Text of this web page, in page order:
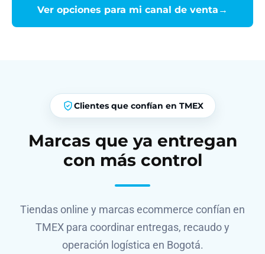
Ver opciones para mi canal de venta →
Clientes que confían en TMEX
Marcas que ya entregan
con más control
Tiendas online y marcas ecommerce confían en
TMEX para coordinar entregas, recaudo y
operación logística en Bogotá.